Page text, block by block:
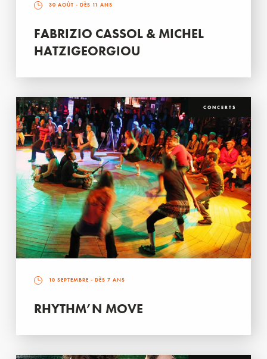
30 AOÛT - DÈS 11 ANS
FABRIZIO CASSOL & MICHEL
HATZIGEORGIOU
CONCERTS
10 SEPTEMBRE - DÈS 7 ANS
RHYTHM’N MOVE